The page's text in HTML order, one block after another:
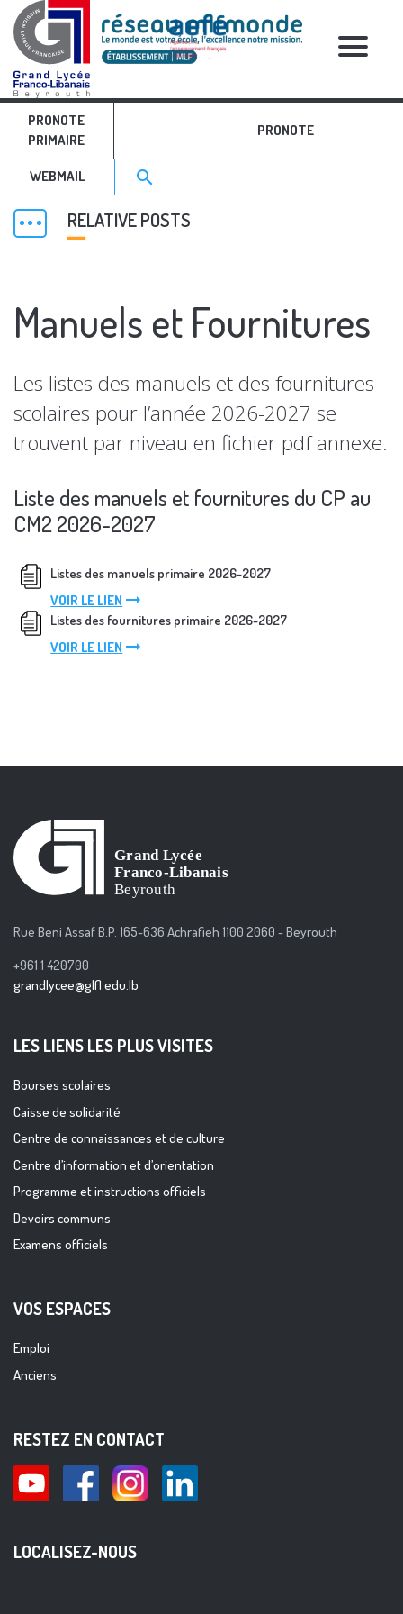
PRONOTE
PRIMAIRE
PRONOTE
WEBMAIL Search for:>
search
PRIMAIRE
RELATIVE POSTS
Manuels et Fournitures
Les listes des manuels et des fournitures
scolaires pour l’année 2026-2027 se
trouvent par niveau en fichier pdf annexe.
Liste des manuels et fournitures du CP au
CM2 2026-2027
Listes des manuels primaire 2026-2027
VOIR LE LIEN arrow_right_alt
Listes des fournitures primaire 2026-2027
VOIR LE LIEN arrow_right_alt
Rue Beni Assaf B.P. 165-636 Achrafieh 1100 2060 - Beyrouth
+961 1 420700
grandlycee@glfl.edu.lb
LES LIENS LES PLUS VISITES
Bourses scolaires
Caisse de solidarité
Centre de connaissances et de culture
Centre d’information et d’orientation
Programme et instructions officiels
Devoirs communs
Examens officiels
VOS ESPACES
Emploi
Anciens
RESTEZ EN CONTACT
LOCALISEZ-NOUS